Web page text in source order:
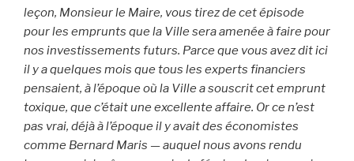
leçon, Monsieur le Maire, vous tirez de cet épisode
pour les emprunts que la Ville sera amenée à faire pour
nos investissements futurs. Parce que vous avez dit ici
il y a quelques mois que tous les experts financiers
pensaient, à l’époque où la Ville a souscrit cet emprunt
toxique, que c’était une excellente affaire. Or ce n’est
pas vrai, déjà à l’époque il y avait des économistes
comme Bernard Maris — auquel nous avons rendu